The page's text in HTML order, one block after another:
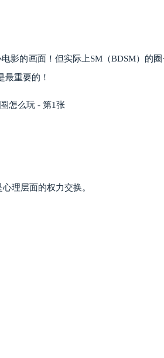
影的画面！但实际上SM（BDSM）的
重要的！
理层面的权力交换。